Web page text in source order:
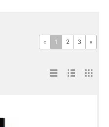
« 1 2 3 »